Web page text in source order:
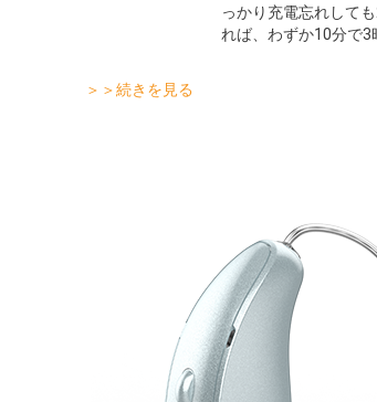
っかり充電忘れして
れば、わずか10分で3
＞＞続きを見る